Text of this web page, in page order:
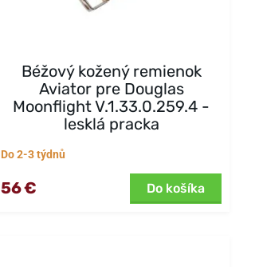
Béžový kožený remienok
Aviator pre Douglas
Moonflight V.1.33.0.259.4 -
lesklá pracka
Do 2-3 týdnů
56 € Do košíka